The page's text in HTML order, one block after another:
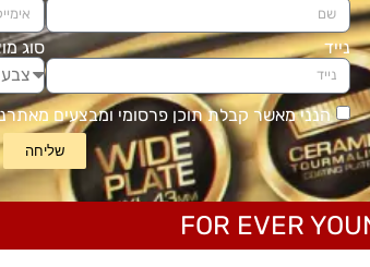
נייד סוג
הנני מאשר קבלת תוכן פרסומי ומבצעים
שליחה